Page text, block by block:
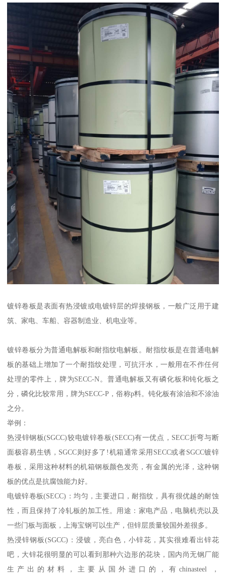
镀锌卷板是表面有热浸镀或电镀锌层的焊接钢板，一般广泛用于建
筑、家电、车船、容器制造业、机电业等。
镀锌卷板分为普通电解板和耐指纹电解板。耐指纹板是在普通电解
板的基础上增加了一个耐指纹处理，可抗汗水，一般用在不作任何
处理的零件上，牌为SECC-N。普通电解板又有磷化板和钝化板之
分，磷化比较常用，牌为SECC-P，俗称p料。钝化板有涂油和不涂油
之分。
举例：
热浸锌钢板(SGCC)较电镀锌卷板(SECC)有一优点，SECC折弯与断
面极容易生锈，SGCC则好多了!机箱通常采用SECC或者SGCC镀锌
卷板，采用这种材料的机箱钢板颜色发亮，有金属的光泽，这种钢
板的优点是抗腐蚀能力好。
电镀锌卷板(SECC)：均匀，主要进口，耐指纹，具有很优越的耐蚀
性，而且保持了冷轧板的加工性。用途：家电产品，电脑机壳以及
一些门板与面板，上海宝钢可以生产，但锌层质量较国外差很多。
热浸锌钢板(SGCC)：浸镀，亮白色，小锌花，其实很难看出锌花
吧，大锌花很明显的可以看到那种六边形的花块，国内尚无钢厂能
生产出的材料，主要从国外进口的，有chinasteel ，